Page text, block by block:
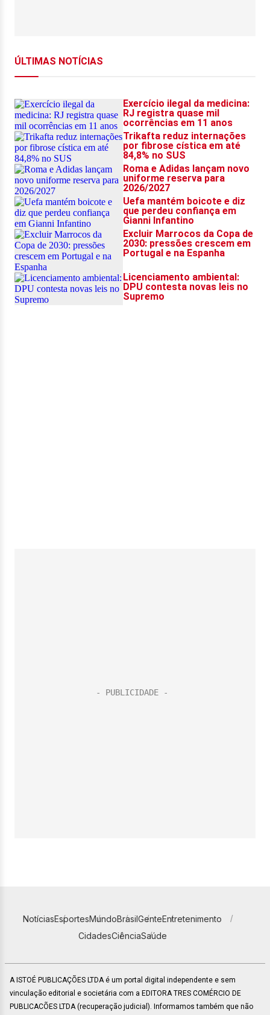
NotíciasEsportesMundoBrasilGenteEntretenimento
CidadesCiênciaSaúde
A ISTOÉ PUBLICAÇÕES LTDA é um portal digital independente e sem
vinculação editorial e societária com a EDITORA TRES COMÉRCIO DE
PUBLICACÕES LTDA (recuperação judicial). Informamos também que não